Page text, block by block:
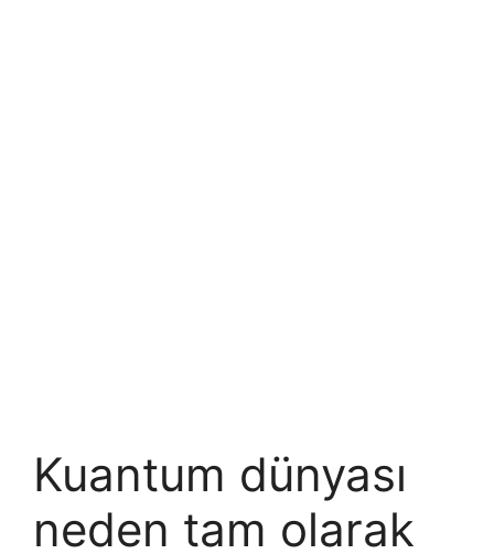
Kuantum dünyası
neden tam olarak